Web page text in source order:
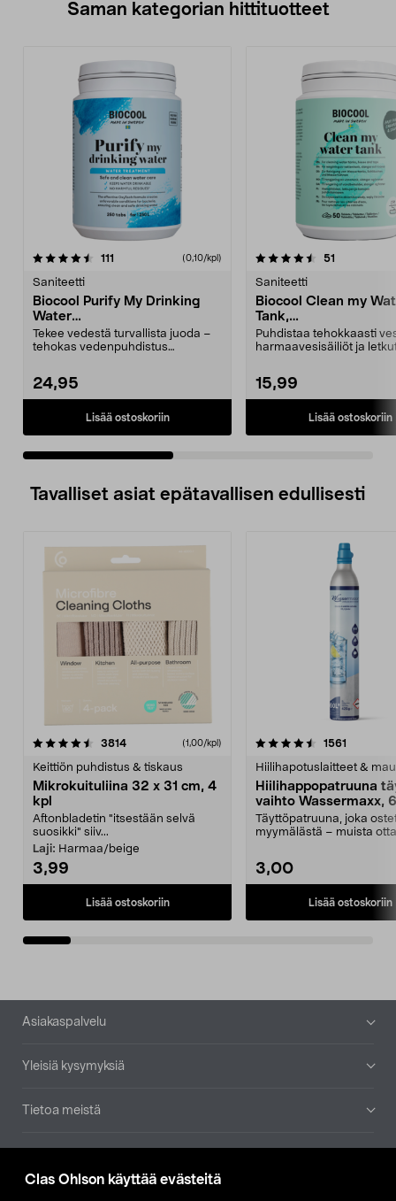
Clas Ohlson käyttää evästeitä
Saman kategorian hittituotteet
111 (0,10/kpl)
Saniteetti
Biocool Purify My Drinking
Water
Vedenpuhdistustabletit, 250
kpl
Tekee vedestä turvallista juoda –
tehokas vedenpuhdistus
24,95
Lisää ostoskoriin
4.5 viidestä
51
Saniteetti
Biocool Clean my
Tank,
kpl
Puhdistaa tehokkaasti
harmaavesisäiliöt ja
15,99
Lisää ostoskoriin
4.0 viidestä
Tavalliset asiat epätavallisen edullisesti
3814arvostelut (1,00/kpl)
Keittiön puhdistus & tiskaus
Mikrokuituliina 32 x 31 cm, 4
kpl
Aftonbladetin "itsestään selvä
suosikki" siiv...
Laji: Harmaa/beige
3,99
Lisää ostoskoriin
4.5viidestä
1561
Hiilihapotuslaitteet &
Hiilihappopatruuna
vaihto Wassermaxx,
Täyttöpatruuna, joka
myymälästä – muista
3,00
Lisää ostoskoriin
4.5viidestä
Alatunniste
Asiakaspalvelu
Yleisiä kysymyksiä
Tietoa meistä